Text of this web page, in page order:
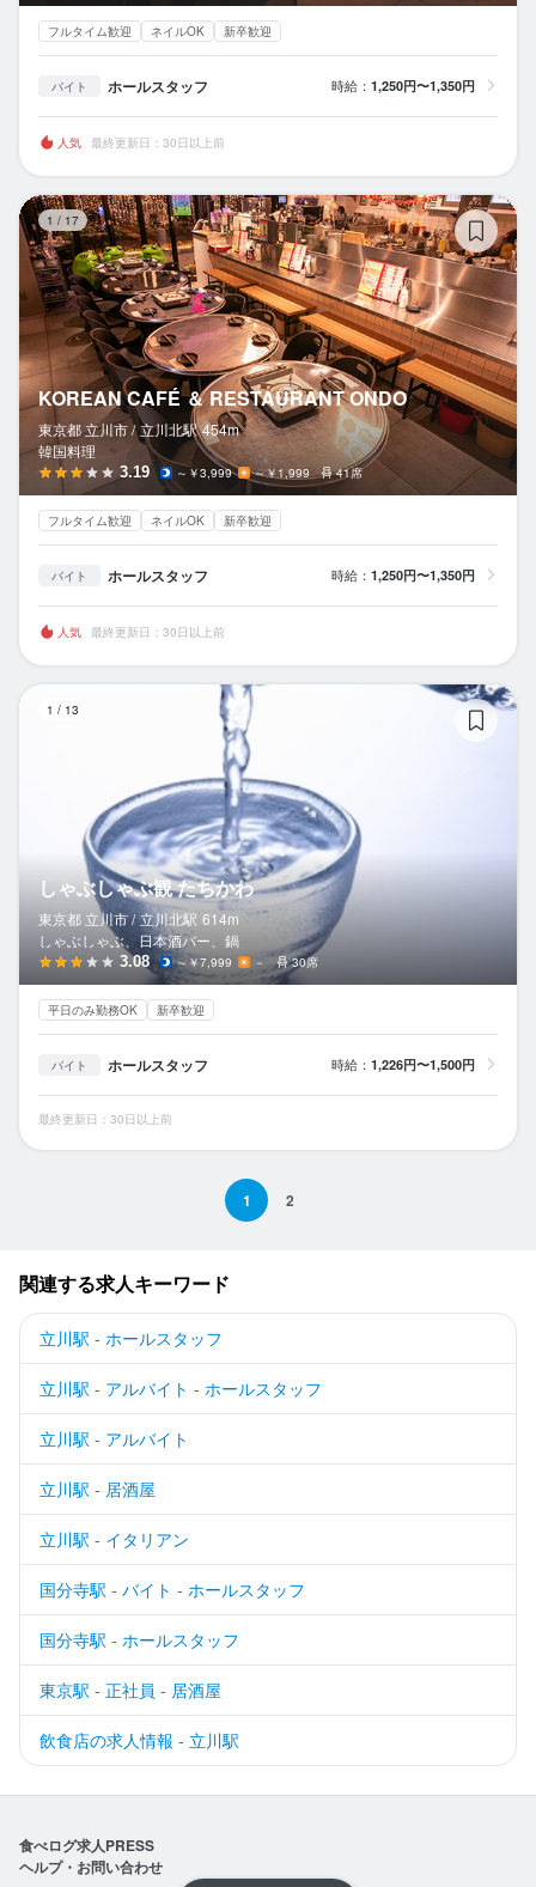
フルタイム歓迎 ネイルOK 新卒歓迎
バイト ホールスタッフ 時給： 1,250円〜1,350円
人気 最終更新日：30日以上前
1 / 17
KOREAN CAFÉ ＆ RESTAURANT ONDO
東京都 立川市 / 立川北駅 454m
韓国料理
3.19 ～￥3,999 ～￥1,999 41席
フルタイム歓迎 ネイルOK 新卒歓迎
バイト ホールスタッフ 時給： 1,250円〜1,350円
人気 最終更新日：30日以上前
1 / 13
しゃぶしゃぶ観 たちかわ
東京都 立川市 / 立川北駅 614m
しゃぶしゃぶ、日本酒バー、鍋
3.08 ～￥7,999 － 30席
平日のみ勤務OK 新卒歓迎
バイト ホールスタッフ 時給： 1,226円〜1,500円
最終更新日：30日以上前
1 2
関連する求人キーワード
立川駅 - ホールスタッフ
立川駅 - アルバイト - ホールスタッフ
立川駅 - アルバイト
立川駅 - 居酒屋
立川駅 - イタリアン
国分寺駅 - バイト - ホールスタッフ
国分寺駅 - ホールスタッフ
東京駅 - 正社員 - 居酒屋
飲食店の求人情報 - 立川駅
食べログ求人PRESS
ヘルプ・お問い合わせ